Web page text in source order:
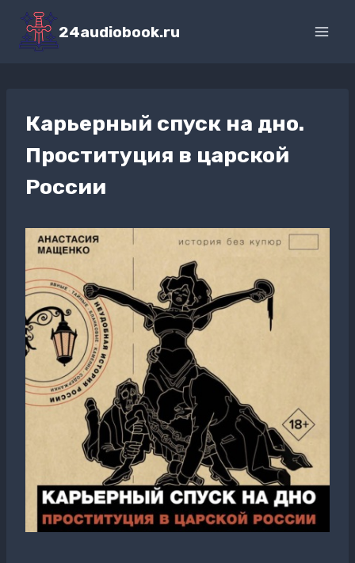
Перейти
содержимому
24audiobook.ru
Карьерный спуск на дно.
Проституция в царской
России